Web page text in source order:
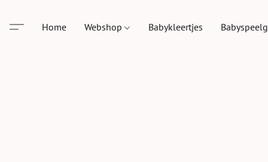
Home Webshop Babykleertjes